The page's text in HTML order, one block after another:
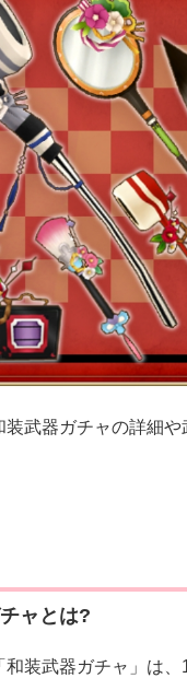
装武器ガチャの詳細
ャとは?
和装武器ガチャ」は